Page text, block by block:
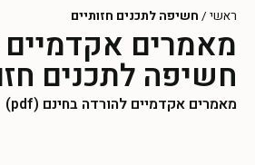
ראשי / חשיפה לתכנים חזותיים
מאמרים
חשיפה לתכנים
מאמרים אקדמיים להורדה בחינם (pdf)